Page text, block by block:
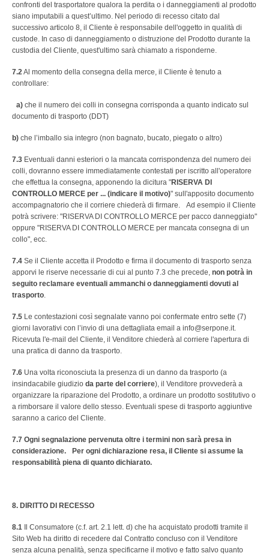
confronti del trasportatore qualora la perdita o i danneggiamenti al prodotto
siano imputabili a quest’ultimo. Nel periodo di recesso citato dal
successivo articolo 8, il Cliente è responsabile dell'oggetto in qualità di
custode. In caso di danneggiamento o distruzione del Prodotto durante la
custodia del Cliente, quest'ultimo sarà chiamato a risponderne.
7.2Al momento della consegna della merce, il Cliente è tenuto a
controllare:
a) che il numero dei colli in consegna corrisponda a quanto indicato sul
documento di trasporto (DDT)
b) che l’imballo sia integro (non bagnato, bucato, piegato o altro)
7.3 Eventuali danni esteriori o la mancata corrispondenza del numero dei
colli, dovranno essere immediatamente contestati per iscritto all'operatore
che effettua la consegna, apponendo la dicitura "RISERVA DI
CONTROLLO MERCE per ... (indicare il motivo)" sull'apposito documento
accompagnatorio che il corriere chiederà di firmare. Ad esempio il Cliente
potrà scrivere: "RISERVA DI CONTROLLO MERCE per pacco danneggiato"
oppure "RISERVA DI CONTROLLO MERCE per mancata consegna di un
collo", ecc.
7.4 Se il Cliente accetta il Prodotto e firma il documento di trasporto senza
apporvi le riserve necessarie di cui al punto 7.3 che precede, non potrà in
seguito reclamare eventuali ammanchi o danneggiamenti dovuti al
trasporto.
7.5 Le contestazioni così segnalate vanno poi confermate entro sette (7)
giorni lavorativi con l’invio di una dettagliata email a info@serpone.it.
Ricevuta l'e-mail del Cliente, il Venditore chiederà al corriere l'apertura di
una pratica di danno da trasporto.
7.6 Una volta riconosciuta la presenza di un danno da trasporto (a
insindacabile giudizio da parte del corriere), il Venditore provvederà a
organizzare la riparazione del Prodotto, a ordinare un prodotto sostitutivo o
a rimborsare il valore dello stesso. Eventuali spese di trasporto aggiuntive
saranno a carico del Cliente.
7.7 Ogni segnalazione pervenuta oltre i termini non sarà presa in
considerazione. Per ogni dichiarazione resa, il Cliente si assume la
responsabilità piena di quanto dichiarato.
8. DIRITTO DI RECESSO
8.1 Il Consumatore (c.f. art. 2.1 lett. d) che ha acquistato prodotti tramite il
Sito Web ha diritto di recedere dal Contratto concluso con il Venditore
senza alcuna penalità, senza specificarne il motivo e fatto salvo quanto